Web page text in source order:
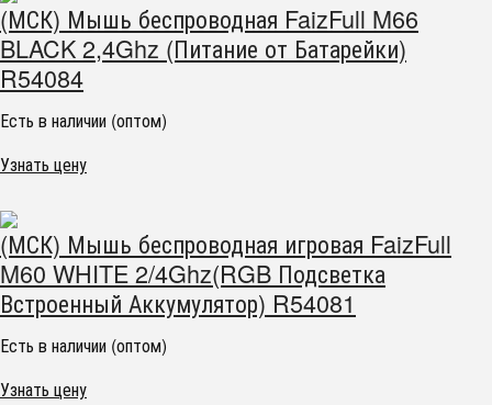
(МСК) Мышь беспроводная FaizFull M66
BLACK 2,4Ghz (Питание от Батарейки)
R54084
Есть в наличии (оптом)
Узнать цену
(МСК) Мышь беспроводная игровая FaizFull
M60 WHITE 2/4Ghz(RGB Подсветка
Встроенный Аккумулятор) R54081
Есть в наличии (оптом)
Узнать цену